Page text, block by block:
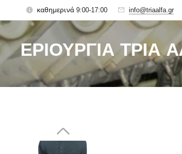
καθημερινά 9:00-17:00 info@triaalfa.gr
ΕΡΙΟΥΡΓΙΑ ΤΡΙΑ
Since 1927